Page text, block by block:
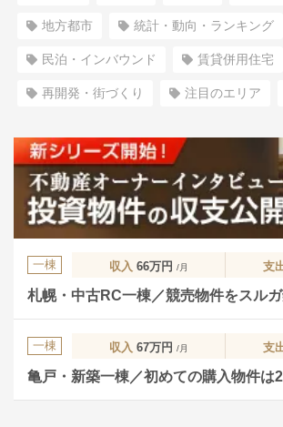
地方都市 統計・動向・ランキング
民泊・インバウンド 賃貸併用住宅
再開発・街づくり 注目のエリア
一棟 収入 66万円 /月 支
札幌・中古RC一棟／競売物件をスル
一棟 収入 67万円 /月 支
亀戸・新築一棟／初めての購入物件は